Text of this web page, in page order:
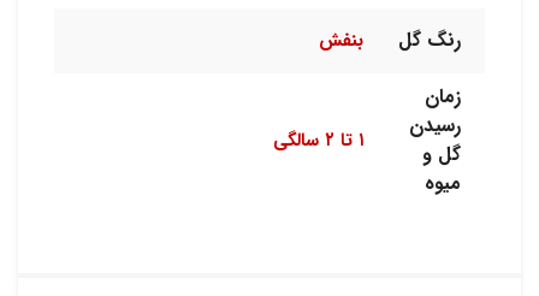
رنگ گل بنفش
زمان
رسیدن
گل و
میوه
۱ تا ۲ سالگی